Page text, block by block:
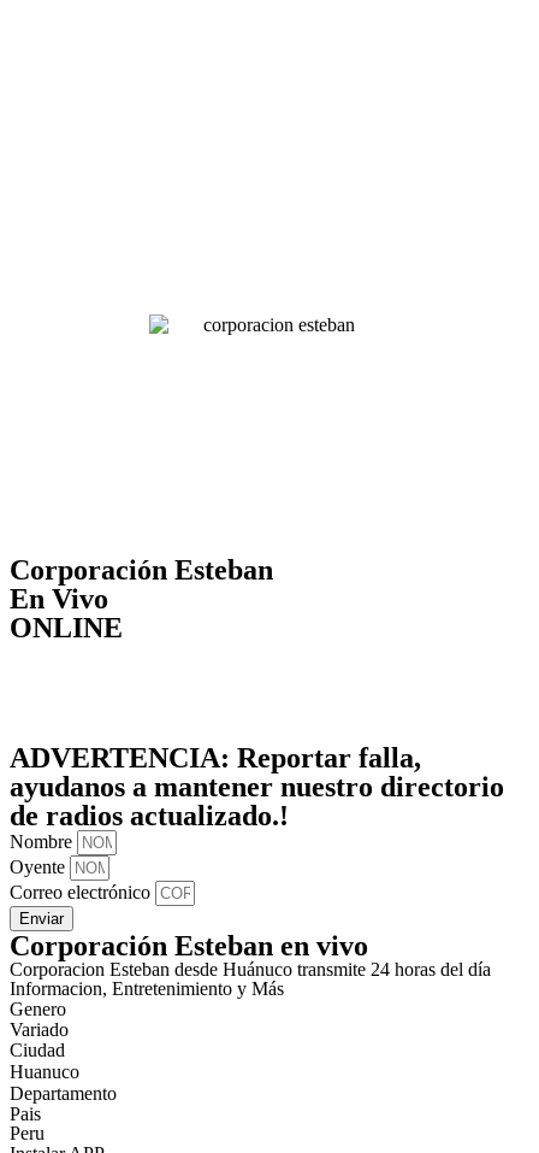
Corporación Esteban
En Vivo
ONLINE
ADVERTENCIA: Reportar falla,
ayudanos a mantener nuestro directorio
de radios actualizado.!
Nombre
Oyente
Correo electrónico
Enviar
Corporación Esteban en vivo
Corporacion Esteban desde Huánuco transmite 24 horas del día
Informacion, Entretenimiento y Más
Genero
Variado
Ciudad
Huanuco
Departamento
Pais
Peru